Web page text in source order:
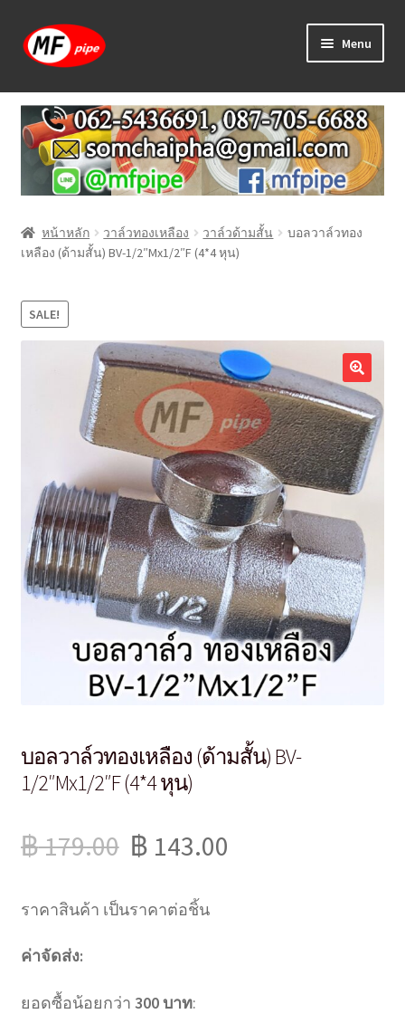
Skip
to
Skip
to
Menu
หน้าแรก
ร้านค้า
วิธีการเดินท่อ PAP
บทความ
แจ้งชำระเงิน
หน้าหลัก วาล์วทองเหลือง วาล์วด้ามสั้น
บอลวาล์วทอง
เหลือง (ด้ามสั้น) BV-1/2″Mx1/2″F (4*4 หุน)
SALE!
บอลวาล์วทองเหลือง (ด้ามสั้น) BV-
1/2″Mx1/2″F (4*4 หุน)
฿179.00 ฿ 143.00
ราคาสินค้า เป็นราคาต่อชิ้น
ค่าจัดส่ง:
ยอดซื้อน้อยกว่า 300 บาท: